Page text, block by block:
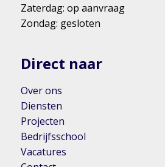
Zaterdag: op aanvraag
Zondag: gesloten
Direct naar
Over ons
Diensten
Projecten
Bedrijfsschool
Vacatures